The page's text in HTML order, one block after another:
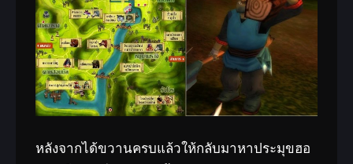
หลังจากได้ขวานครบแล้วให้กลับมาหาประมุขฮอ